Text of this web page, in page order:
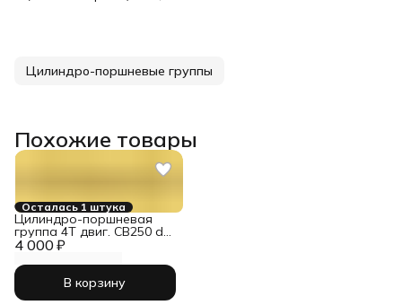
Цилиндро-поршневые группы
Похожие товары
Осталась 1 штука
4 000 ₽
Цилиндро-поршневая
группа 4T двиг. CB250 d-
69, p-17 (тефлон) SM-
В корзину